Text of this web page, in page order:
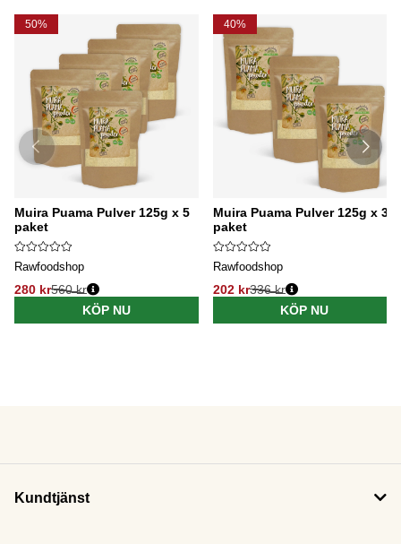
50%
Muira Puama Pulver 125g x 5
paket
Rawfoodshop
280 kr560 kr
KÖP NU
40%
Muira Puama Pulver 125g x 3
paket
Rawfoodshop
202 kr336 kr
KÖP NU
Kundtjänst